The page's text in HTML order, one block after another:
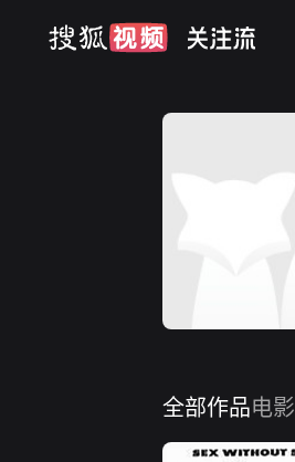
全部作品电影